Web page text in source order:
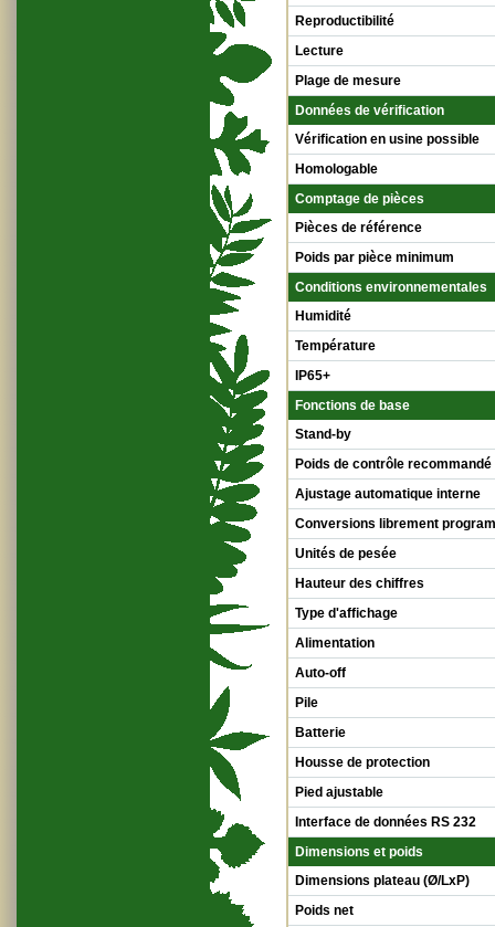
Reproductibilité
Lecture
Plage de mesure
Données de vérification
Vérification en usine possible
Homologable
Comptage de pièces
Pièces de référence
Poids par pièce minimum
Conditions environnementales
Humidité
Température
IP65+
Fonctions de base
Stand-by
Poids de contrôle recommandé
Ajustage automatique interne
Conversions librement
Unités de pesée
Hauteur des chiffres
Type d'affichage
Alimentation
Auto-off
Pile
Batterie
Housse de protection
Pied ajustable
Interface de données RS 232
Dimensions et poids
Dimensions plateau (Ø/LxP)
Poids net